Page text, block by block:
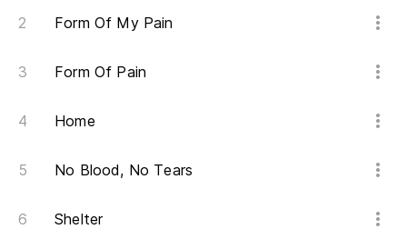
Form Of My Pain
Form Of Pain
Home
No Blood, No Tears
Shelter